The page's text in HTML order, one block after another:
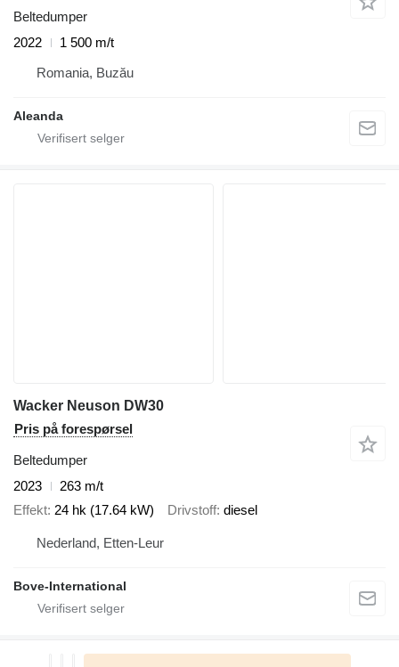
Beltedumper
2022
1 500 m/t
Romania, Buzău
Aleanda
Wacker Neuson DW30
Pris på forespørsel
Beltedumper
2023
263 m/t
Effekt 24 hk (17.64 kW) Drivstoff diesel
Nederland, Etten-Leur
Bove-International